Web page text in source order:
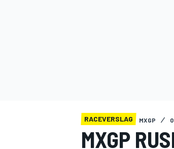
RACEVERSLAG MXGP
MXGP